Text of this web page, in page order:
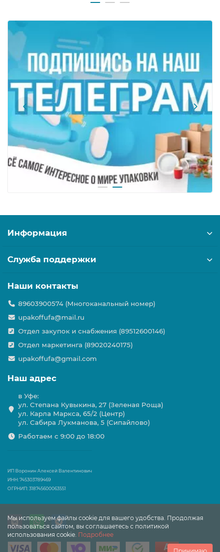
Мы используем файлы cookie для вашего удобства. Продолжая
пользоваться сайтом, вы соглашаетесь с политикой
использования cookie. Подробнее
Информация
Служба поддержки
Наши контакты
89603900574 (Многоканальный номер)
upakoffufa@mail.ru
Отдел закупок и снабжения (89512600146)
Отдел маркетинга (89020240175)
upakoffufa@gmail.com
Наш адрес
в Уфе:
ул. Степана Кувыкина, 27 (Зеленая Роща)
ул. Карла Маркса, 65/2 (Центр)
ул. Сабира Лукманова, 5 (Сипайлово)
Работаем с 9:00 до 18:00
ИП Воронин Алексей Валентинович
ИНН: 745303789469
ОГРНИП: 318745600063551